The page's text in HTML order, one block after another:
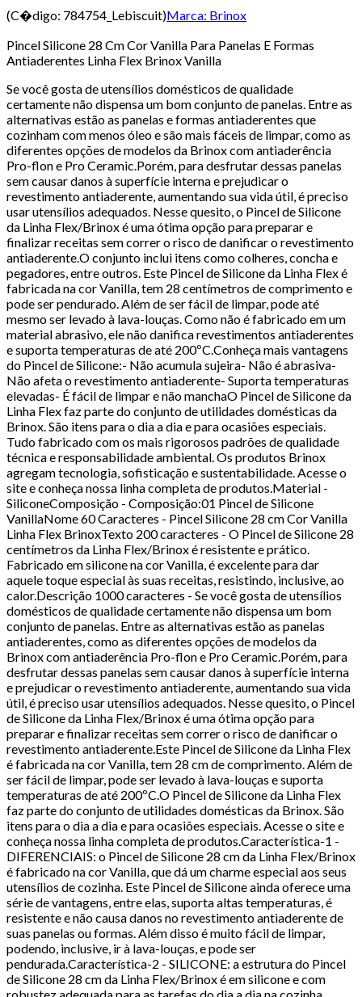
(C�digo: 784754_Lebiscuit)Marca: Brinox
Pincel Silicone 28 Cm Cor Vanilla Para Panelas E Formas
Antiaderentes Linha Flex Brinox Vanilla
Se você gosta de utensílios domésticos de qualidade
certamente não dispensa um bom conjunto de panelas. Entre as
alternativas estão as panelas e formas antiaderentes que
cozinham com menos óleo e são mais fáceis de limpar, como as
diferentes opções de modelos da Brinox com antiaderência
Pro-flon e Pro Ceramic.Porém, para desfrutar dessas panelas
sem causar danos à superfície interna e prejudicar o
revestimento antiaderente, aumentando sua vida útil, é preciso
usar utensílios adequados. Nesse quesito, o Pincel de Silicone
da Linha Flex/Brinox é uma ótima opção para preparar e
finalizar receitas sem correr o risco de danificar o revestimento
antiaderente.O conjunto inclui itens como colheres, concha e
pegadores, entre outros. Este Pincel de Silicone da Linha Flex é
fabricada na cor Vanilla, tem 28 centímetros de comprimento e
pode ser pendurado. Além de ser fácil de limpar, pode até
mesmo ser levado à lava-louças. Como não é fabricado em um
material abrasivo, ele não danifica revestimentos antiaderentes
e suporta temperaturas de até 200ºC.Conheça mais vantagens
do Pincel de Silicone:- Não acumula sujeira- Não é abrasiva-
Não afeta o revestimento antiaderente- Suporta temperaturas
elevadas- É fácil de limpar e não manchaO Pincel de Silicone da
Linha Flex faz parte do conjunto de utilidades domésticas da
Brinox. São itens para o dia a dia e para ocasiões especiais.
Tudo fabricado com os mais rigorosos padrões de qualidade
técnica e responsabilidade ambiental. Os produtos Brinox
agregam tecnologia, sofisticação e sustentabilidade. Acesse o
site e conheça nossa linha completa de produtos.Material -
SiliconeComposição - Composição:01 Pincel de Silicone
VanillaNome 60 Caracteres - Pincel Silicone 28 cm Cor Vanilla
Linha Flex BrinoxTexto 200 caracteres - O Pincel de Silicone 28
centímetros da Linha Flex/Brinox é resistente e prático.
Fabricado em silicone na cor Vanilla, é excelente para dar
aquele toque especial às suas receitas, resistindo, inclusive, ao
calor.Descrição 1000 caracteres - Se você gosta de utensílios
domésticos de qualidade certamente não dispensa um bom
conjunto de panelas. Entre as alternativas estão as panelas
antiaderentes, como as diferentes opções de modelos da
Brinox com antiaderência Pro-flon e Pro Ceramic.Porém, para
desfrutar dessas panelas sem causar danos à superfície interna
e prejudicar o revestimento antiaderente, aumentando sua vida
útil, é preciso usar utensílios adequados. Nesse quesito, o Pincel
de Silicone da Linha Flex/Brinox é uma ótima opção para
preparar e finalizar receitas sem correr o risco de danificar o
revestimento antiaderente.Este Pincel de Silicone da Linha Flex
é fabricada na cor Vanilla, tem 28 cm de comprimento. Além de
ser fácil de limpar, pode ser levado à lava-louças e suporta
temperaturas de até 200ºC.O Pincel de Silicone da Linha Flex
faz parte do conjunto de utilidades domésticas da Brinox. São
itens para o dia a dia e para ocasiões especiais. Acesse o site e
conheça nossa linha completa de produtos.Característica-1 -
DIFERENCIAIS: o Pincel de Silicone 28 cm da Linha Flex/Brinox
é fabricado na cor Vanilla, que dá um charme especial aos seus
utensílios de cozinha. Este Pincel de Silicone ainda oferece uma
série de vantagens, entre elas, suporta altas temperaturas, é
resistente e não causa danos no revestimento antiaderente de
suas panelas ou formas. Além disso é muito fácil de limpar,
podendo, inclusive, ir à lava-louças, e pode ser
pendurada.Característica-2 - SILICONE: a estrutura do Pincel
de Silicone 28 cm da Linha Flex/Brinox é em silicone e com